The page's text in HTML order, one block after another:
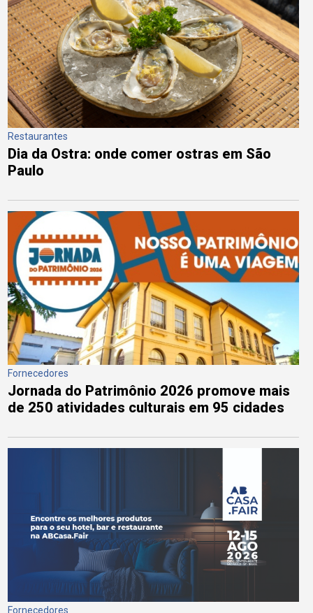
Restaurantes
Dia da Ostra: onde comer ostras em São
Paulo
Fornecedores
Jornada do Patrimônio 2026 promove mais
de 250 atividades culturais em 95 cidades
Fornecedores